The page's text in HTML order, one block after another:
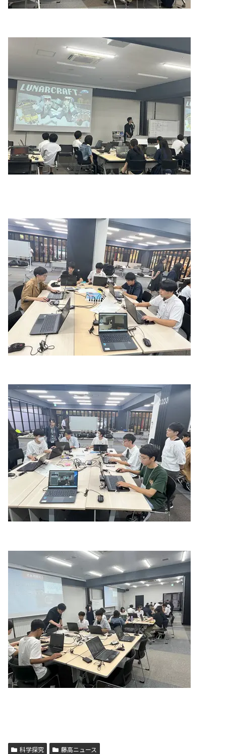
科学探究 藤高ニュース